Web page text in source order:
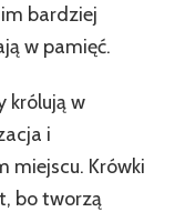
bardziej
w pamięć.
królują w
i
miejscu. Krówki
bo tworzą